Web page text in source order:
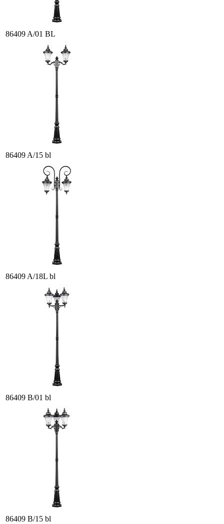
86409 A/01 BL
86409 A/15 bl
86409 A/18L bl
86409 B/01 bl
86409 B/15 bl